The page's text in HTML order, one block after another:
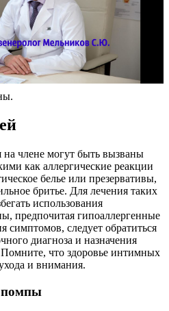
члене могут быть вызваны
как аллергические реакции
белье или презервативы,
бритье. Для лечения таких
использования
предпочитая гипоаллергенные
симптомов, следует обратиться
диагноза и назначения
что здоровье интимных
и внимания.
помпы